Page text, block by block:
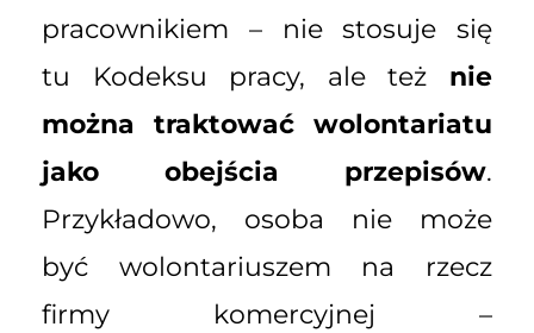
pracownikiem – nie stosuje się
tu Kodeksu pracy, ale też nie
można traktować wolontariatu
jako obejścia przepisów.
Przykładowo, osoba nie może
być wolontariuszem na rzecz
firmy komercyjnej –